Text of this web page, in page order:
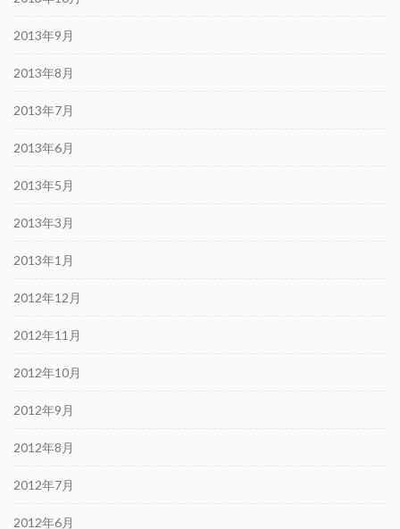
2013年9月
2013年8月
2013年7月
2013年6月
2013年5月
2013年3月
2013年1月
2012年12月
2012年11月
2012年10月
2012年9月
2012年8月
2012年7月
2012年6月